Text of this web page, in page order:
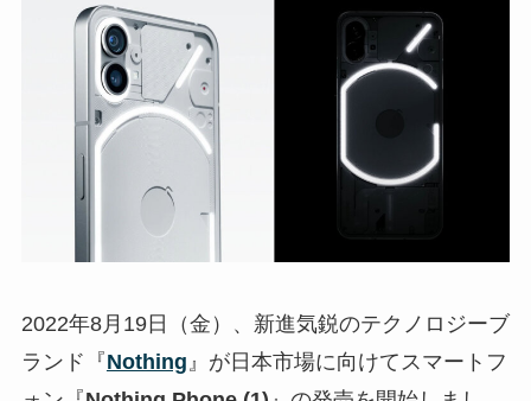
2022年8月19日（金）、新進気鋭のテクノロジーブ
ランド『Nothing 』が日本市場に向けてスマートフ